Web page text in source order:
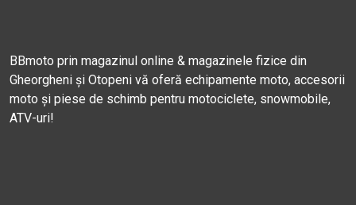
BBmoto prin magazinul online & magazinele fizice din
Gheorgheni și Otopeni vă oferă echipamente moto, accesorii
moto și piese de schimb pentru motociclete, snowmobile,
ATV-uri!